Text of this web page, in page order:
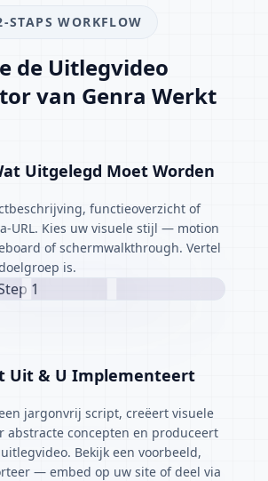
STAPS WORKFLOW
de Uitlegvideo
van Genra Werkt
Uitgelegd Moet Worden
functieoverzicht of
URL. Kies uw visuele stijl — motion
of schermwalkthrough. Vertel
is.
Uit & U Implementeert
jargonvrij script, creëert visuele
abstracte concepten en produceert
Bekijk een voorbeeld,
— embed op uw site of deel via